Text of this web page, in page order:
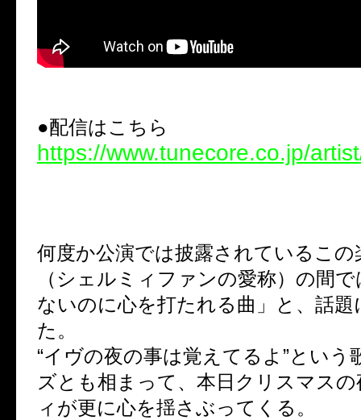
●配信はこちら
https://www.tunecore.co.jp/
何度か公演では披露されているこの
（シェルミィファンの愛称）の間
ないのに心を打たれる曲」と、話
た。
“イヴの夜の事は覚えてるよ”という
ズとも相まって、本日クリスマス
ィが更に心を揺さぶってくる。